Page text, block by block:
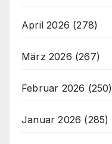
April 2026 (278)
März 2026 (267)
Februar 2026 (250)
Januar 2026 (285)